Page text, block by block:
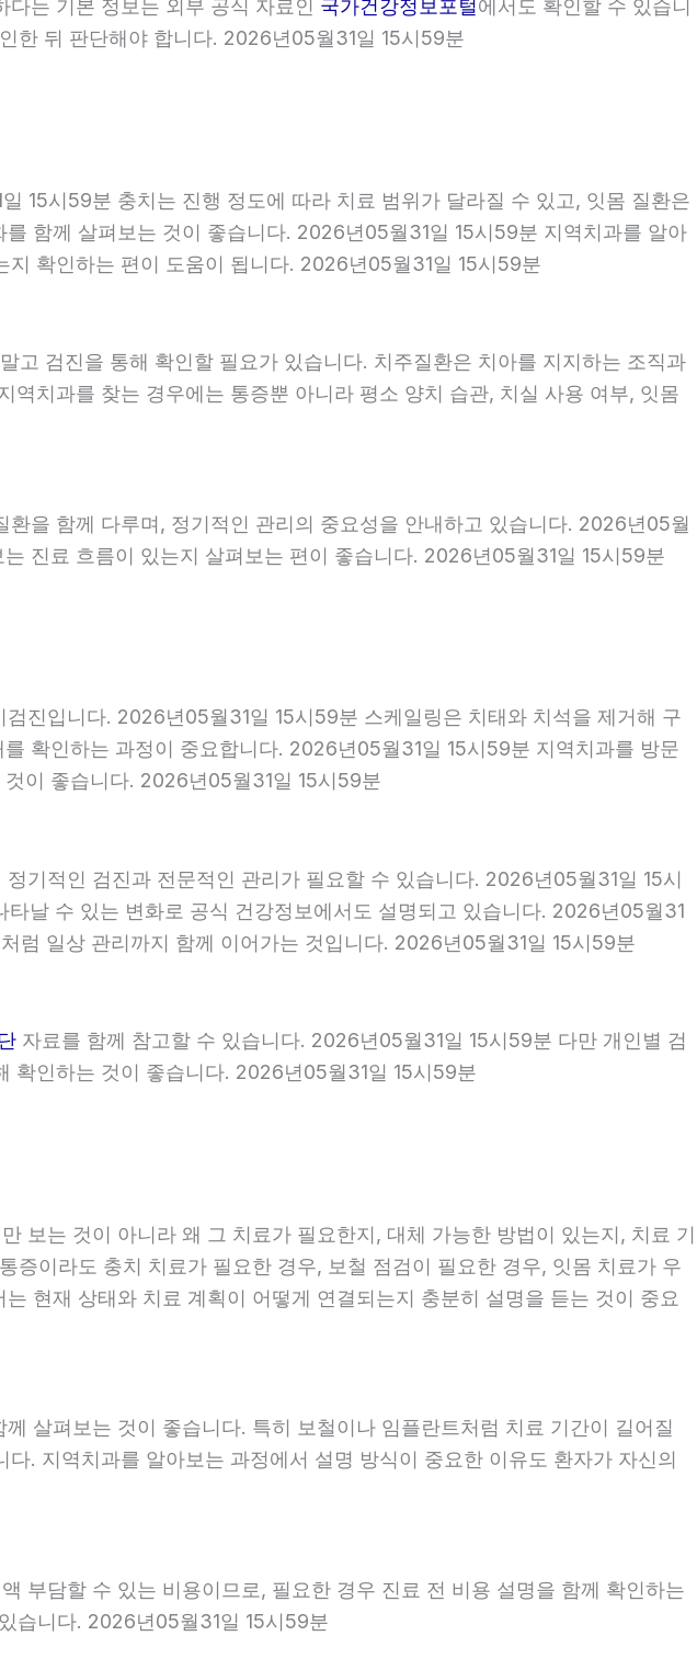
는 기본 정보는 외부 공식 자료인 국가건강정보포털에서도 확인할 수 있습니
한 뒤 판단해야 합니다. 2026년05월31일 15시59분
15시59분 충치는 진행 정도에 따라 치료 범위가 달라질 수 있고, 잇몸 질환은
함께 살펴보는 것이 좋습니다. 2026년05월31일 15시59분 지역치과를 알아
확인하는 편이 도움이 됩니다. 2026년05월31일 15시59분
고 검진을 통해 확인할 필요가 있습니다. 치주질환은 치아를 지지하는 조직과
치과를 찾는 경우에는 통증뿐 아니라 평소 양치 습관, 치실 사용 여부, 잇몸
을 함께 다루며, 정기적인 관리의 중요성을 안내하고 있습니다. 2026년05월
진료 흐름이 있는지 살펴보는 편이 좋습니다. 2026년05월31일 15시59분
진입니다. 2026년05월31일 15시59분 스케일링은 치태와 치석을 제거해 구
확인하는 과정이 중요합니다. 2026년05월31일 15시59분 지역치과를 방문
이 좋습니다. 2026년05월31일 15시59분
기적인 검진과 전문적인 관리가 필요할 수 있습니다. 2026년05월31일 15시
날 수 있는 변화로 공식 건강정보에서도 설명되고 있습니다. 2026년05월31
럼 일상 관리까지 함께 이어가는 것입니다. 2026년05월31일 15시59분
자료를 함께 참고할 수 있습니다. 2026년05월31일 15시59분 다만 개인별 검
확인하는 것이 좋습니다. 2026년05월31일 15시59분
보는 것이 아니라 왜 그 치료가 필요한지, 대체 가능한 방법이 있는지, 치료 기
이라도 충치 치료가 필요한 경우, 보철 점검이 필요한 경우, 잇몸 치료가 우
현재 상태와 치료 계획이 어떻게 연결되는지 충분히 설명을 듣는 것이 중요
살펴보는 것이 좋습니다. 특히 보철이나 임플란트처럼 치료 기간이 길어질
. 지역치과를 알아보는 과정에서 설명 방식이 중요한 이유도 환자가 자신의
부담할 수 있는 비용이므로, 필요한 경우 진료 전 비용 설명을 함께 확인하는
습니다. 2026년05월31일 15시59분